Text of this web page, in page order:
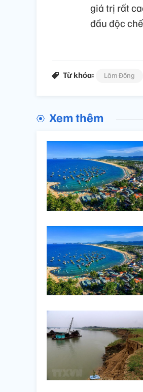
giá trị rất
đầu độc
Từ khóa: Lâm Đồng
Xem thêm